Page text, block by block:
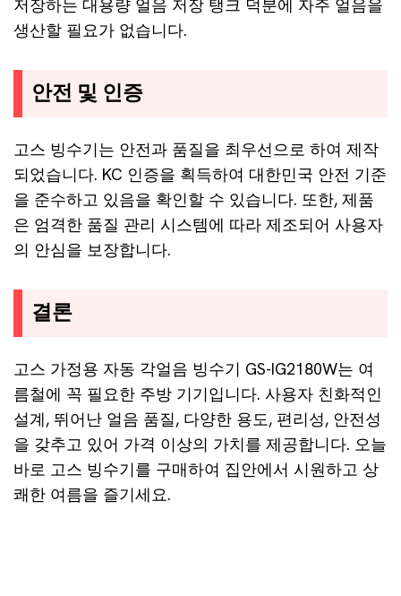
저장하는 대용량 얼음 저장 탱크 덕분에 자주 얼음을
생산할 필요가 없습니다.
안전 및 인증
고스 빙수기는 안전과 품질을 최우선으로 하여 제작
되었습니다. KC 인증을 획득하여 대한민국 안전 기준
을 준수하고 있음을 확인할 수 있습니다. 또한, 제품
은 엄격한 품질 관리 시스템에 따라 제조되어 사용자
의 안심을 보장합니다.
결론
고스 가정용 자동 각얼음 빙수기 GS-IG2180W는 여
름철에 꼭 필요한 주방 기기입니다. 사용자 친화적인
설계, 뛰어난 얼음 품질, 다양한 용도, 편리성, 안전성
을 갖추고 있어 가격 이상의 가치를 제공합니다. 오늘
바로 고스 빙수기를 구매하여 집안에서 시원하고 상
쾌한 여름을 즐기세요.